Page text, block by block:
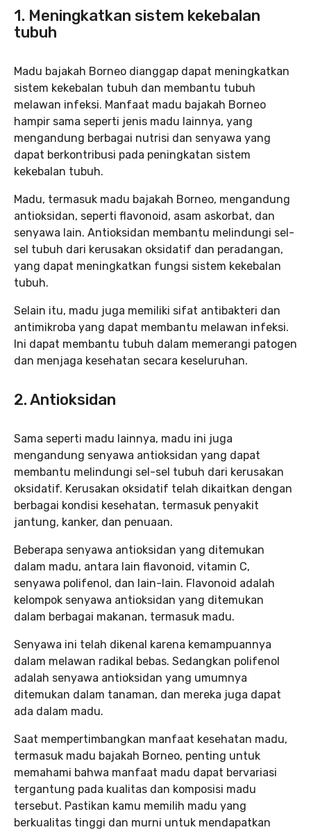
1. Meningkatkan sistem kekebalan
tubuh
Madu bajakah Borneo dianggap dapat meningkatkan
sistem kekebalan tubuh dan membantu tubuh
melawan infeksi. Manfaat madu bajakah Borneo
hampir sama seperti jenis madu lainnya, yang
mengandung berbagai nutrisi dan senyawa yang
dapat berkontribusi pada peningkatan sistem
kekebalan tubuh.
Madu, termasuk madu bajakah Borneo, mengandung
antioksidan, seperti flavonoid, asam askorbat, dan
senyawa lain. Antioksidan membantu melindungi sel-
sel tubuh dari kerusakan oksidatif dan peradangan,
yang dapat meningkatkan fungsi sistem kekebalan
tubuh.
Selain itu, madu juga memiliki sifat antibakteri dan
antimikroba yang dapat membantu melawan infeksi.
Ini dapat membantu tubuh dalam memerangi patogen
dan menjaga kesehatan secara keseluruhan.
2. Antioksidan
Sama seperti madu lainnya, madu ini juga
mengandung senyawa antioksidan yang dapat
membantu melindungi sel-sel tubuh dari kerusakan
oksidatif. Kerusakan oksidatif telah dikaitkan dengan
berbagai kondisi kesehatan, termasuk penyakit
jantung, kanker, dan penuaan.
Beberapa senyawa antioksidan yang ditemukan
dalam madu, antara lain flavonoid, vitamin C,
senyawa polifenol, dan lain-lain. Flavonoid adalah
kelompok senyawa antioksidan yang ditemukan
dalam berbagai makanan, termasuk madu.
Senyawa ini telah dikenal karena kemampuannya
dalam melawan radikal bebas. Sedangkan polifenol
adalah senyawa antioksidan yang umumnya
ditemukan dalam tanaman, dan mereka juga dapat
ada dalam madu.
Saat mempertimbangkan manfaat kesehatan madu,
termasuk madu bajakah Borneo, penting untuk
memahami bahwa manfaat madu dapat bervariasi
tergantung pada kualitas dan komposisi madu
tersebut. Pastikan kamu memilih madu yang
berkualitas tinggi dan murni untuk mendapatkan